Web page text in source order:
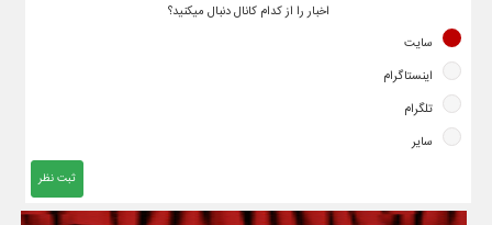
اخبار را از کدام کانال دنبال میکنید؟
سایت
اینستاگرام
تلگرام
سایر
ثبت نظر